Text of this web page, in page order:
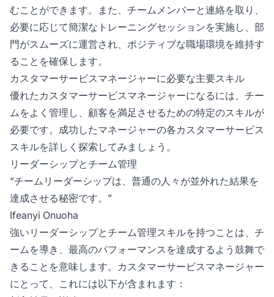
むことができます。また、チームメンバーと連絡を取り、
必要に応じて簡潔なトレーニングセッションを実施し、部
門がスムーズに運営され、ポジティブな職場環境を維持す
ることを確保します。
カスタマーサービスマネージャーに必要な主要スキル
優れたカスタマーサービスマネージャーになるには、チー
ムをよく管理し、顧客を満足させるための特定のスキルが
必要です。成功したマネージャーの各カスタマーサービス
スキルを詳しく探索してみましょう。
リーダーシップとチーム管理
“チームリーダーシップは、普通の人々が並外れた結果を
達成させる秘密です。”
Ifeanyi Onuoha
強いリーダーシップとチーム管理スキルを持つことは、チ
ームを導き、最高のパフォーマンスを達成するよう鼓舞で
きることを意味します。カスタマーサービスマネージャー
にとって、これには以下が含まれます：